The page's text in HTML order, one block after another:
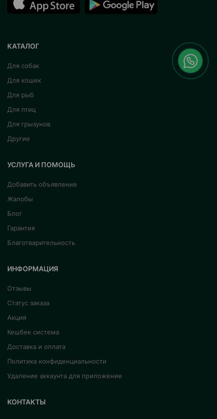
КАТАЛОГ
Для собак
Для кошек
Для рыб
Для птиц
Для грызунов
Другие
УСЛУГА И ПОМОЩЬ
Добавить объявление
Жалобы
Блог
Гарантия
Благотварительность
ИНФОРМАЦИЯ
Отзывы
Статус заказа
Акция
Кешбек система
Доставка и оплата
Политика конфиденциальности
Удаление аккаунта для приложение
КОНТАКТЫ